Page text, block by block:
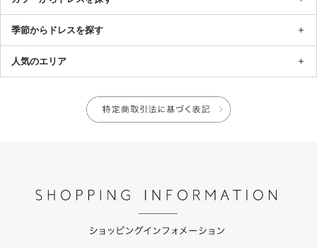
季節からドレスを探す
人気のエリア